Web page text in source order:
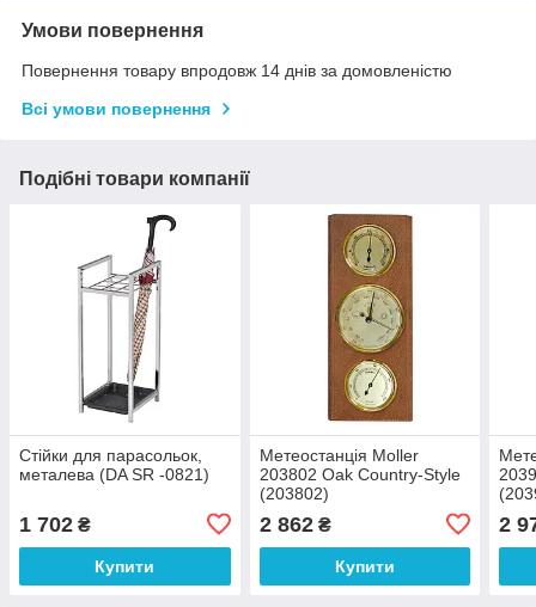
Умови повернення
Повернення товару впродовж 14 днів за домовленістю
Всі умови повернення
Подібні товари компанії
Стійки для парасольок,
металева (DA SR -0821)
1 702 ₴
Купити
Метеостанція Moller
203802 Oak Country-Style
(203802)
2 862₴
Купити
2